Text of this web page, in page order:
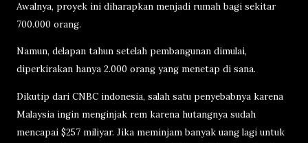
Awalnya, proyek ini diharapkan menjadi rumah bagi sekitar
700.000 orang.
Namun, delapan tahun setelah pembangunan dimulai,
diperkirakan hanya 2.000 orang yang menetap di sana.
Dikutip dari CNBC indonesia, salah satu penyebabnya karena
Malaysia ingin menginjak rem karena hutangnya sudah
mencapai $257 miliyar. Jika meminjam banyak uang lagi untuk